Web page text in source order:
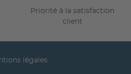
Priorité à la satisfaction
client
légales